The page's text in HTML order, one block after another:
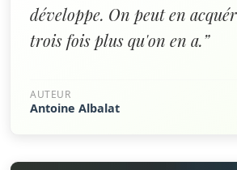
développe. On peut en
trois fois plus qu'on en a.”
AUTEUR
Antoine Albalat